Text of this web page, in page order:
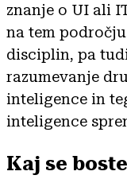
znanje o UI ali
na tem
disciplin, pa
razumevanje
inteligence in
inteligence
Kaj se